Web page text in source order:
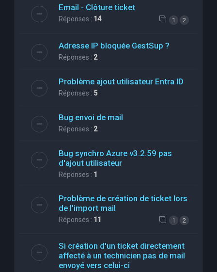
Email - Clôture ticket
Réponses : 14 1 2
Adresse IP bloquée GestSup ?
Réponses : 2
Problème ajout utilisateur Entra ID
Réponses : 5
Bug envoi de mail
Réponses : 2
Bug synchro Azure v3.2.59 pas
d'ajout utilisateur
Réponses : 1
Problème de création de ticket lors
de l'import mail
Réponses : 11 1 2
Si création d'un ticket directement
affecté à un technicien pas de mail
envoyé vers celui-ci